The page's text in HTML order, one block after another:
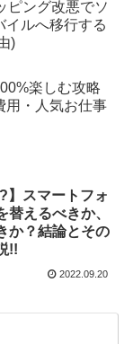
ピング改悪でソ
ルへ移行する
)
楽しむ攻略
用・人気お仕事
】スマートフォ
替えるべきか、
か？結論とその
!!
2022.09.20